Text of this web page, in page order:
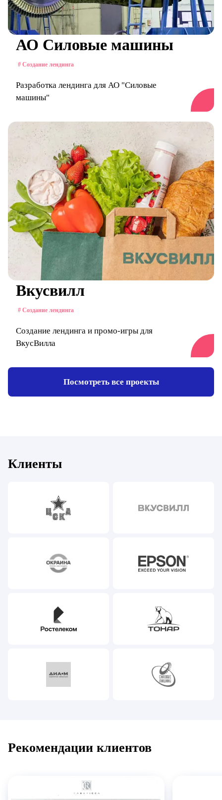
АО Силовые машины
# Создание лендинга
Разработка лендинга для АО "Силовые
машины"
Вкусвилл
# Создание лендинга
Создание лендинга и промо-игры для
ВкусВилла
Посмотреть все проекты
Клиенты
Рекомендации клиентов